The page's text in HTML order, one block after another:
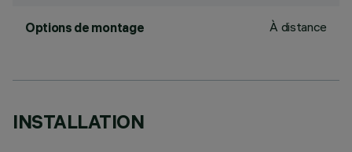
Options de montage À distance
INSTALLATION